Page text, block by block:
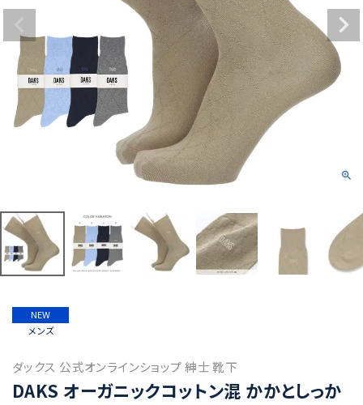
NEW
メンズ
ダックス 公式オンラインショップ 紳士 靴下
DAKS オーガニックコットン混 かかとしっか